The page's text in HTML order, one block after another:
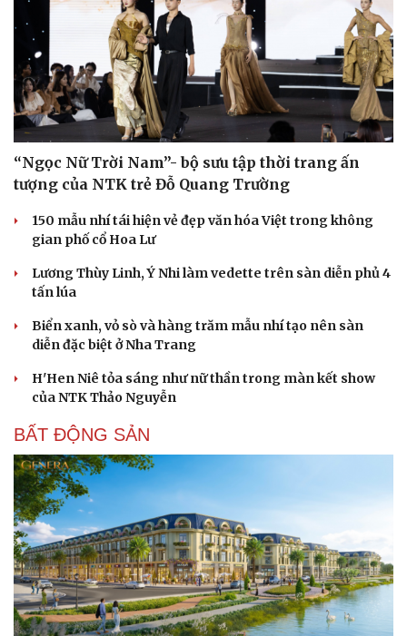
“Ngọc Nữ Trời Nam”- bộ sưu tập thời trang ấn
tượng của NTK trẻ Đỗ Quang Trường
150 mẫu nhí tái hiện vẻ đẹp văn hóa Việt trong không
gian phố cổ Hoa Lư
Lương Thùy Linh, Ý Nhi làm vedette trên sàn diễn phủ 4
tấn lúa
Biển xanh, vỏ sò và hàng trăm mẫu nhí tạo nên sàn
diễn đặc biệt ở Nha Trang
H'Hen Niê tỏa sáng như nữ thần trong màn kết show
của NTK Thảo Nguyễn
BẤT ĐỘNG SẢN